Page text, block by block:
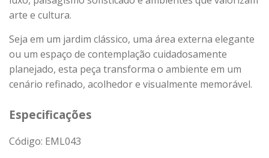
arte e cultura.
Seja em um jardim clássico, uma área externa elegante
ou um espaço de contemplação cuidadosamente
planejado, esta peça transforma o ambiente em um
cenário refinado, acolhedor e visualmente memorável.
Especificações
Código: EML043